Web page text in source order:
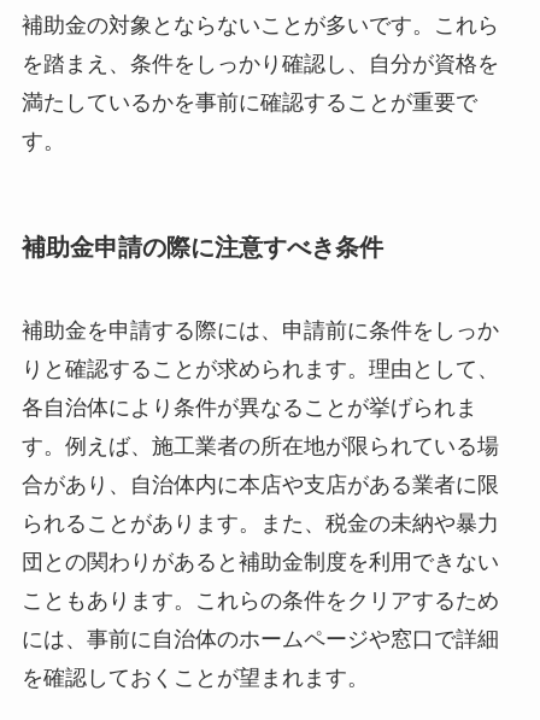
補助金の対象とならないことが多いです。これら
を踏まえ、条件をしっかり確認し、自分が資格を
満たしているかを事前に確認することが重要で
す。
補助金申請の際に注意すべき条件
補助金を申請する際には、申請前に条件をしっか
りと確認することが求められます。理由として、
各自治体により条件が異なることが挙げられま
す。例えば、施工業者の所在地が限られている場
合があり、自治体内に本店や支店がある業者に限
られることがあります。また、税金の未納や暴力
団との関わりがあると補助金制度を利用できない
こともあります。これらの条件をクリアするため
には、事前に自治体のホームページや窓口で詳細
を確認しておくことが望まれます。